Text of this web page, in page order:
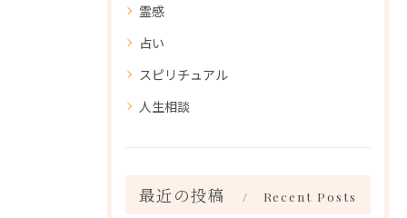
霊感
占い
スピリチュアル
人生相談
最近の投稿 Recent Posts